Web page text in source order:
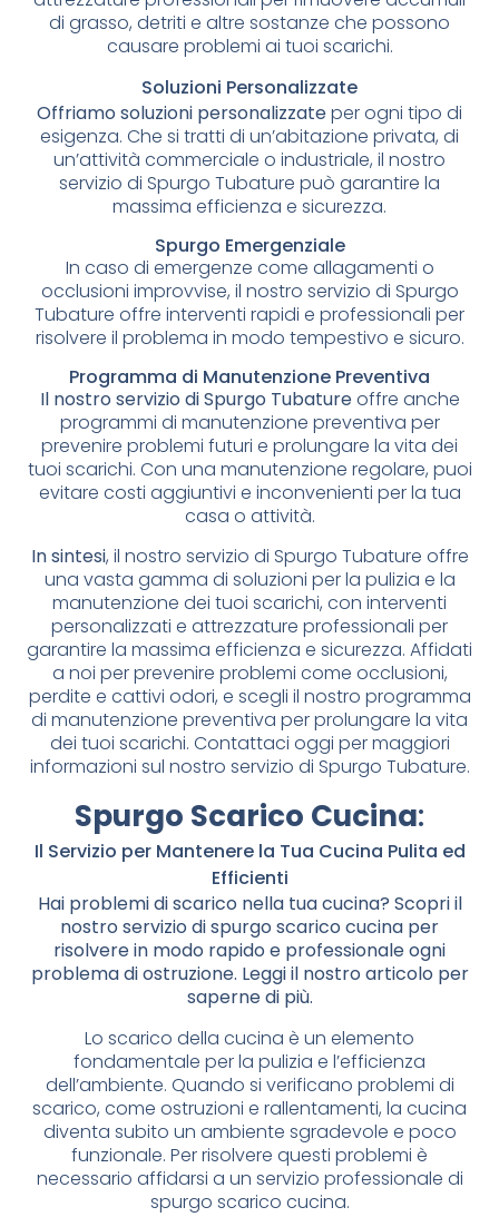
di grasso, detriti e altre sostanze che possono
causare problemi ai tuoi scarichi.
Soluzioni Personalizzate
Offriamo soluzioni personalizzateper ogni tipo di
esigenza. Che si tratti di un’abitazione privata, di
un’attività commerciale o industriale, il nostro
servizio di Spurgo Tubature può garantire la
massima efficienza e sicurezza.
Spurgo Emergenziale
In caso di emergenze come allagamenti o
occlusioni improvvise, il nostro servizio di Spurgo
Tubature offre interventi rapidi e professionali per
risolvere il problema in modo tempestivo e sicuro.
Programma di Manutenzione Preventiva
Il nostro servizio di Spurgo Tubatureoffre anche
programmi di manutenzione preventiva per
prevenire problemi futuri e prolungare la vita dei
tuoi scarichi. Con una manutenzione regolare, puoi
evitare costi aggiuntivi e inconvenienti per la tua
casa o attività.
In sintesi, il nostro servizio di Spurgo Tubature offre
una vasta gamma di soluzioni per la pulizia e la
manutenzione dei tuoi scarichi, con interventi
personalizzati e attrezzature professionali per
garantire la massima efficienza e sicurezza. Affidati
a noi per prevenire problemi come occlusioni,
perdite e cattivi odori, e scegli il nostro programma
di manutenzione preventiva per prolungare la vita
dei tuoi scarichi. Contattaci oggi per maggiori
informazioni sul nostro servizio di Spurgo Tubature.
Spurgo Scarico Cucina:
Il Servizio per Mantenere la Tua Cucina Pulita ed
Efficienti
Hai problemi di scarico nella tua cucina? Scopri il
nostro servizio di spurgo scarico cucina per
risolvere in modo rapido e professionale ogni
problema di ostruzione. Leggi il nostro articolo per
saperne di più.
Lo scarico della cucina è un elemento
fondamentale per la pulizia e l’efficienza
dell’ambiente. Quando si verificano problemi di
scarico, come ostruzioni e rallentamenti, la cucina
diventa subito un ambiente sgradevole e poco
funzionale. Per risolvere questi problemi è
necessario affidarsi a un servizio professionale di
spurgo scarico cucina.